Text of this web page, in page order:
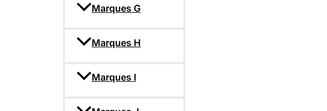
Marques G
Marques H
Marques I